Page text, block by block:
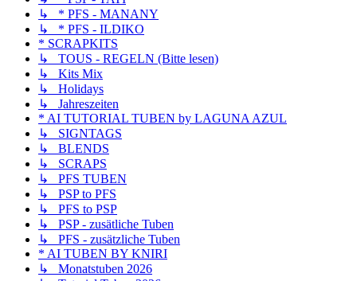
↳ * PFS - MANANY
↳ * PFS - ILDIKO
* SCRAPKITS
↳ TOUS - REGELN (Bitte lesen)
↳ Kits Mix
↳ Holidays
↳ Jahreszeiten
* AI TUTORIAL TUBEN by LAGUNA AZUL
↳ SIGNTAGS
↳ BLENDS
↳ SCRAPS
↳ PFS TUBEN
↳ PSP to PFS
↳ PFS to PSP
↳ PSP - zusätliche Tuben
↳ PFS - zusätzliche Tuben
* AI TUBEN BY KNIRI
↳ Monatstuben 2026